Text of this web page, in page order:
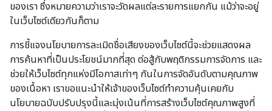
ของเรา ซึ่งหมายความว่าเราจะวัดผลแต่ละรายการแยกกัน แม้ว่าจะอยู่
ในเว็บไซต์เดียวกันก็ตาม
การชี้แจงนโยบายการละเมิดชื่อเสียงของเว็บไซต์นี้จะช่วยแสดงผล
การค้นหาที่เป็นประโยชน์มากที่สุด ต่อสู้กับพฤติกรรมการจัดการ และ
ช่วยให้เว็บไซต์ทุกแห่งมีโอกาสเท่าๆ กันในการจัดอันดับตามคุณภาพ
ของเนื้อหา เราขอแนะนำให้เจ้าของเว็บไซต์ทำความคุ้นเคยกับ
นโยบายฉบับปรับปรุงนี้และมุ่งเน้นที่การสร้างเว็บไซต์คุณภาพสูงที่